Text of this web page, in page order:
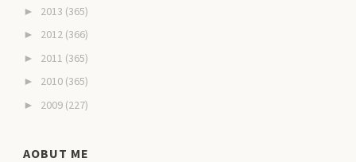
► 2013 (365)
► 2012 (366)
► 2011 (365)
► 2010 (365)
► 2009 (227)
AOBUT ME